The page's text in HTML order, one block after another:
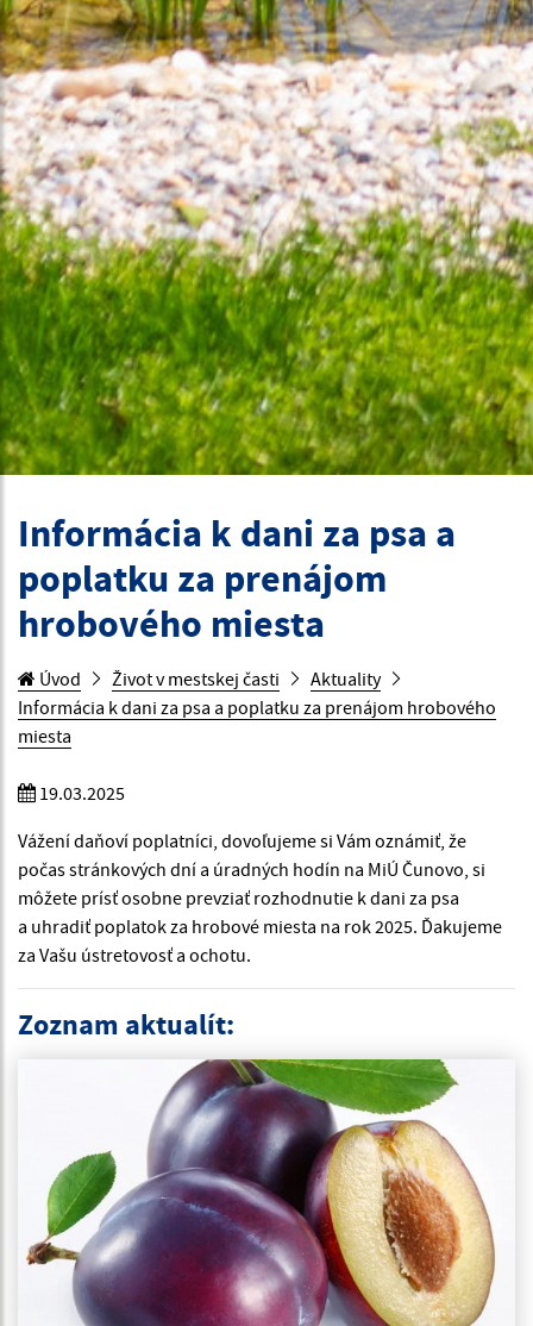
Informácia k dani za psa a
poplatku za prenájom
hrobového miesta
Úvod Život v mestskej časti
Aktuality
Informácia k dani za psa a poplatku za prenájom hrobového
miesta
19.03.2025
Vážení daňoví poplatníci, dovoľujeme si Vám oznámiť, že
počas stránkových dní a úradných hodín na MiÚ Čunovo, si
môžete prísť osobne prevziať rozhodnutie k dani za psa
a uhradiť poplatok za hrobové miesta na rok 2025. Ďakujeme
za Vašu ústretovosť a ochotu.
Zoznam aktualít: